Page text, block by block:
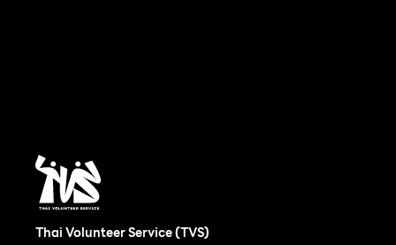
Thai Volunteer Service (TVS)